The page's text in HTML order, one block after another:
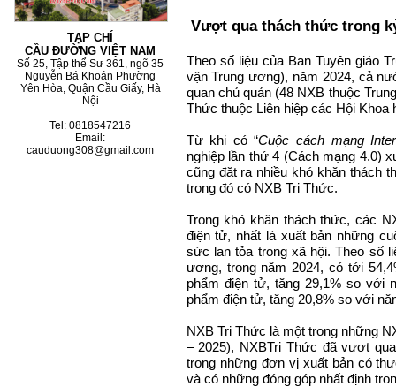
TẠP CHÍ
CẦU ĐƯỜNG VIỆT NAM
Số 25, Tập thể Sư 361, ngõ 35
Nguyễn Bá Khoản Phường
Yên Hòa, Quận Cầu Giấy, Hà
Nội
Tel: 0818547216
Email:
cauduong308@gmail.com
Vượt qua thách thức trong
Theo số liệu của Ban Tuyên giáo
vận Trung ương), năm 2024, cả
quan chủ quản (48 NXB thuộc
Thức thuộc Liên hiệp các Hội
Từ khi có “Cuộc cách mạng
nghiệp lần thứ 4 (Cách mạng 4.0)
cũng đặt ra nhiều khó khăn thách
trong đó có NXB Tri Thức.
Trong khó khăn thách thức, các
điện tử, nhất là xuất bản những
sức lan tỏa trong xã hội. Theo số
ương, trong năm 2024, có tới
phẩm điện tử, tăng 29,1% so với
phẩm điện tử, tăng 20,8% so với
NXB Tri Thức là một trong những
– 2025), NXBTri Thức đã vượt
trong những đơn vị xuất bản có
và có những đóng góp nhất định